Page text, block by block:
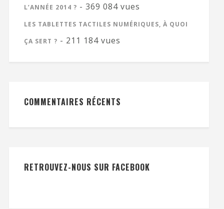
L’ANNÉE 2014 ? - 369 084 vues
LES TABLETTES TACTILES NUMÉRIQUES, À QUOI
ÇA SERT ? - 211 184 vues
COMMENTAIRES RÉCENTS
RETROUVEZ-NOUS SUR FACEBOOK